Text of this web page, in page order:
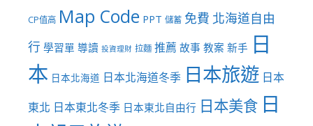
CP值高 Map Code PPT 儲蓄 免費 北海道自由
行 學習單 導讀 投資理財 拉麵 推薦 故事 教案 新手 日
本 日本北海道 日本北海道冬季 日本旅遊 日本
東北 日本東北冬季 日本東北自由行 日本美食 日